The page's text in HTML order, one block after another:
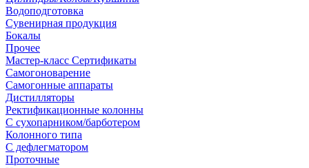
Водоподготовка
Сувенирная продукция
Бокалы
Прочее
Мастер-класс Сертификаты
Самогоноварение
Самогонные аппараты
Дистилляторы
Ректификационные колонны
С сухопарником/барботером
Колонного типа
С дефлегматором
Проточные